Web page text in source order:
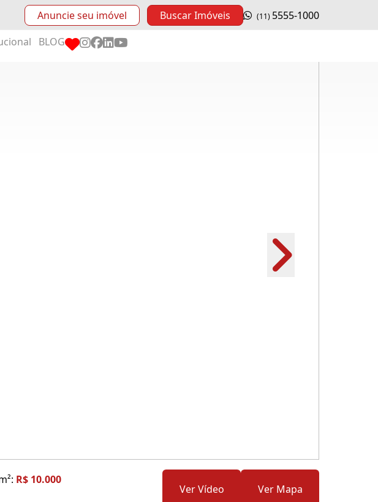
Anuncie seu imóvel Buscar Imóveis (11) 5555-1000
BLOG
R$ 10.000
Ver Vídeo Ver Mapa